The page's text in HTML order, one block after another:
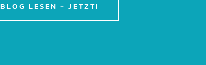
BLOG LESEN - JETZT!